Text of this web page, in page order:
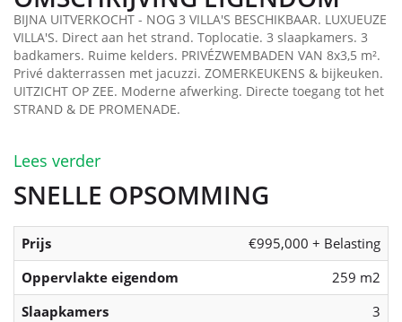
BIJNA UITVERKOCHT - NOG 3 VILLA'S BESCHIKBAAR. LUXUEUZE
VILLA'S. Direct aan het strand. Toplocatie. 3 slaapkamers. 3
badkamers. Ruime kelders. PRIVÉZWEMBADEN VAN 8x3,5 m².
Privé dakterrassen met jacuzzi. ZOMERKEUKENS & bijkeuken.
UITZICHT OP ZEE. Moderne afwerking. Directe toegang tot het
STRAND & DE PROMENADE.
Lees verder
SNELLE OPSOMMING
Prijs
€995,000 + Belasting
Oppervlakte eigendom
259 m2
Slaapkamers
3